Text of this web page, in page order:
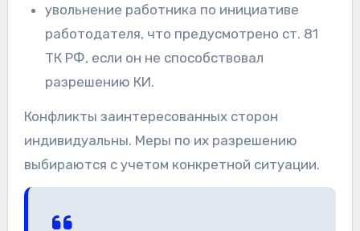
увольнение работника по инициативе
работодателя, что предусмотрено ст. 81
ТК РФ, если он не способствовал
разрешению КИ.
Конфликты заинтересованных сторон
индивидуальны. Меры по их разрешению
выбираются с учетом конкретной ситуации.